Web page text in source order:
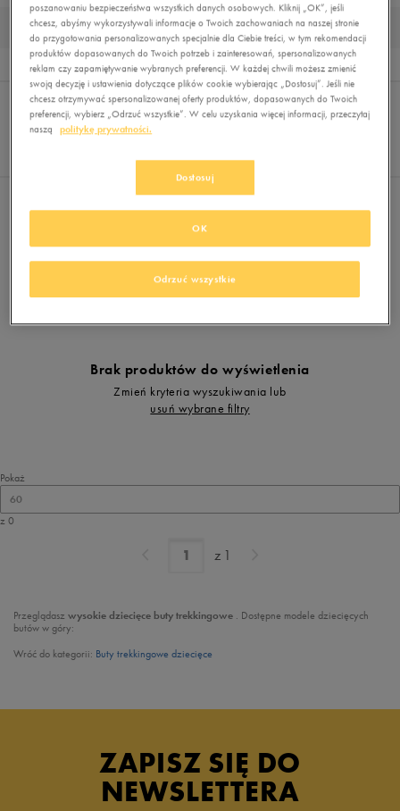
WYSOKIE BUTY TREKKINGOWE DZIECIĘCE
0
Wyników
Sortuj:
REKOMENDOWANE
FILTRUJ (1)
Pokaż
z 0
Wybrane filtry: WYSOKIE Wyczyść filtry
Brak produktów do wyświetlenia
Zmień kryteria wyszukiwania lub
usuń wybrane filtry
Pokaż
60
z 0
z 1
Przeglądasz wysokie dziecięce buty trekkingowe . Dostępne modele dziecięcych
butów w góry:
Wróć do kategorii: Buty trekkingowe dziecięce
ZAPISZ SIĘ DO
NEWSLETTERA
poszanowaniu bezpieczeństwa wszystkich danych osobowych. Kliknij „OK”, jeśli
chcesz, abyśmy wykorzystywali informacje o Twoich zachowaniach na naszej stronie
do przygotowania personalizowanych specjalnie dla Ciebie treści, w tym rekomendacji
produktów dopasowanych do Twoich potrzeb i zainteresowań, spersonalizowanych
reklam czy zapamiętywanie wybranych preferencji. W każdej chwili możesz zmienić
swoją decyzję i ustawienia dotyczące plików cookie wybierając „Dostosuj”. Jeśli nie
chcesz otrzymywać spersonalizowanej oferty produktów, dopasowanych do Twoich
preferencji, wybierz „Odrzuć wszystkie”. W celu uzyskania więcej informacji, przeczytaj
naszą
politykę prywatności.
Dostosuj
Odrzuć wszystkie
OK